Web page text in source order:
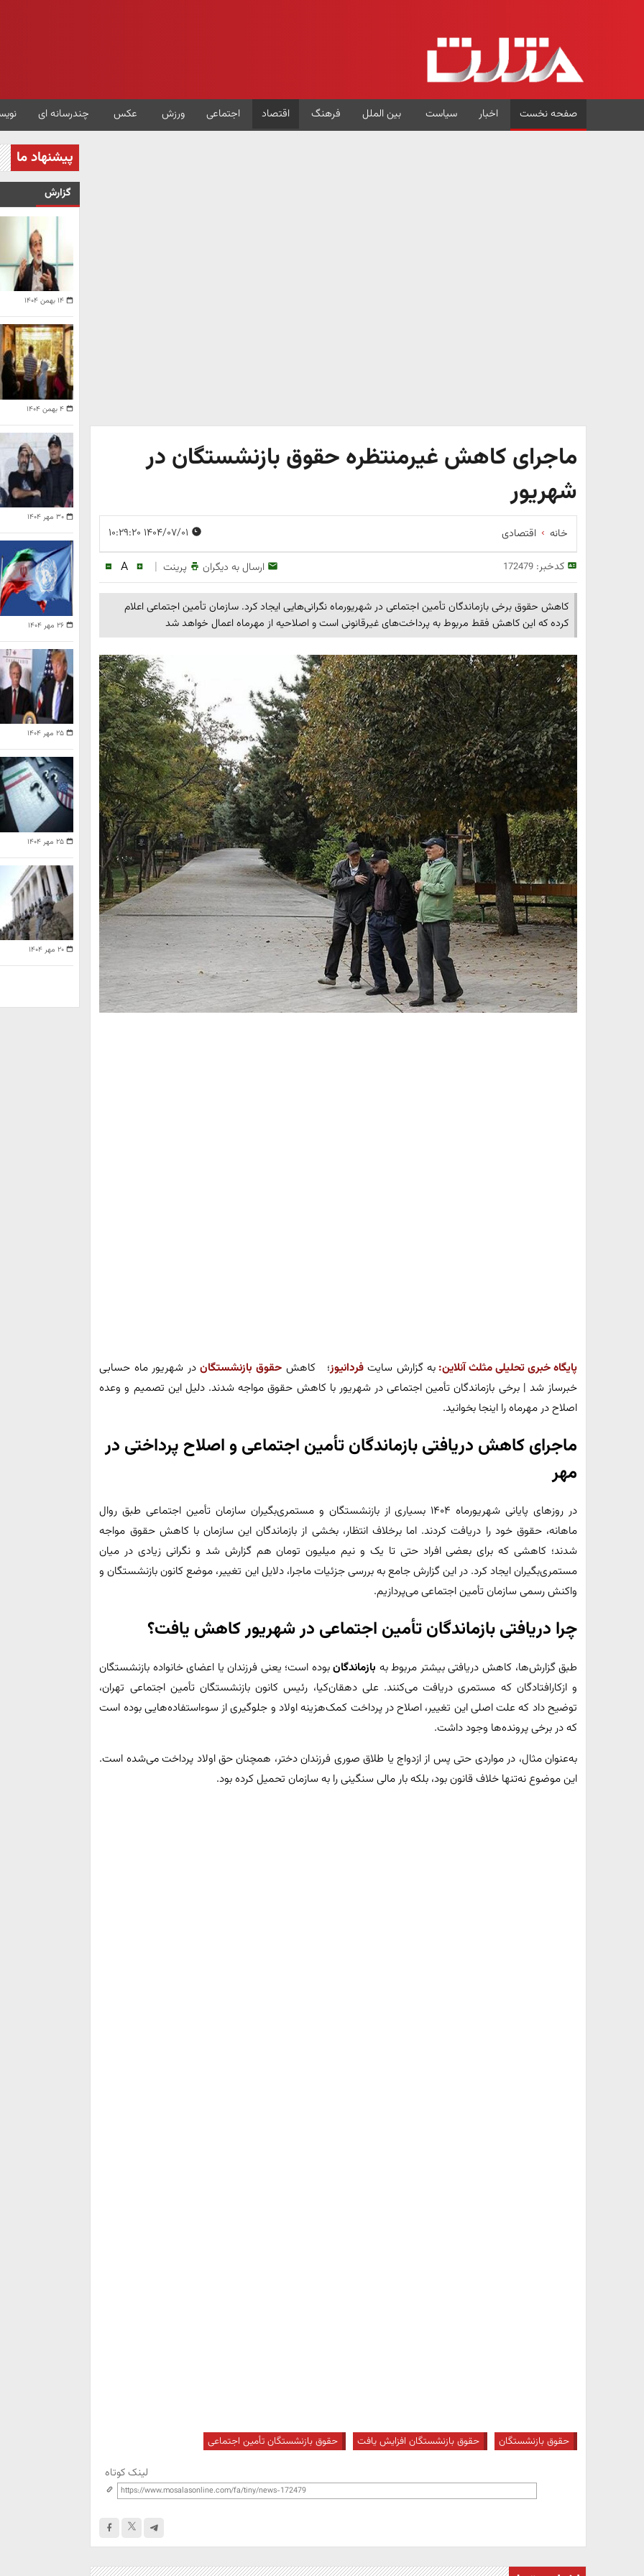
صفحه نخست اخبار سیاست بین الملل فرهنگ اقتصاد اجتماعی ورزش عکس چندرسانه ای
ماجرای کاهش غیرمنتظره حقوق بازنشستگان در
شهریور
خانه اقتصادی
کدخبر:172479 ارسال به دیگران پرینت |
A
کاهش حقوق برخی بازماندگان تأمین اجتماعی در شهریورماه نگرانی‌هایی ایجاد کرد. سازمان تأمین اجتماعی اعلام
کرده که این کاهش فقط مربوط به پرداخت‌های غیرقانونی است و اصلاحیه از مهرماه اعمال خواهد شد
پایگاه خبری تحلیلی مثلث آنلاین: به گزارش سایتفردانیوز؛ کاهش حقوق بازنشستگان در شهریور ماه حسابی
خبرساز شد | برخی بازماندگان تأمین اجتماعی در شهریور با کاهش حقوق مواجه شدند. دلیل این تصمیم و وعده
اصلاح در مهرماه را اینجا بخوانید.
ماجرای کاهش دریافتی بازماندگان تأمین اجتماعی و اصلاح پرداختی در
مهر
در روزهای پایانی شهریورماه ۱۴۰۴ بسیاری از بازنشستگان و مستمری‌بگیران سازمان تأمین اجتماعی طبق روال
ماهانه، حقوق خود را دریافت کردند. اما برخلاف انتظار، بخشی از بازماندگان این سازمان با کاهش حقوق مواجه
شدند؛ کاهشی که برای بعضی افراد حتی تا یک و نیم میلیون تومان هم گزارش شد و نگرانی زیادی در میان
مستمری‌بگیران ایجاد کرد. در این گزارش جامع به بررسی جزئیات ماجرا، دلایل این تغییر، موضع کانون بازنشستگان و
واکنش رسمی سازمان تأمین اجتماعی می‌پردازیم.
چرا دریافتی بازماندگان تأمین اجتماعی در شهریور کاهش یافت؟
طبق گزارش‌ها، کاهش دریافتی بیشتر مربوط به بازماندگانبوده است؛ یعنی فرزندان یا اعضای خانواده بازنشستگان
و ازکارافتادگان که مستمری دریافت می‌کنند. علی دهقان‌کیا، رئیس کانون بازنشستگان تأمین اجتماعی تهران،
توضیح داد که علت اصلی این تغییر، اصلاح در پرداخت کمک‌هزینه اولاد و جلوگیری از سوء‌استفاده‌هایی بوده است
که در برخی پرونده‌ها وجود داشت.
به‌عنوان مثال، در مواردی حتی پس از ازدواج یا طلاق صوری فرزندان دختر، همچنان حق اولاد پرداخت می‌شده است.
این موضوع نه‌تنها خلاف قانون بود، بلکه بار مالی سنگینی را به سازمان تحمیل کرده بود.
حقوق بازنشستگان حقوق بازنشستگان افزایش یافت حقوق بازنشستگان تأمین اجتماعی
لینک کوتاه
پیشنهاد ما
گزارش
۱۴ بهمن ۱۴۰۴
۴ بهمن ۱۴۰۴
۳۰ مهر ۱۴۰۴
۲۶ مهر ۱۴۰۴
۲۵ مهر ۱۴۰۴
۲۵ مهر ۱۴۰۴
۲۰ مهر ۱۴۰۴